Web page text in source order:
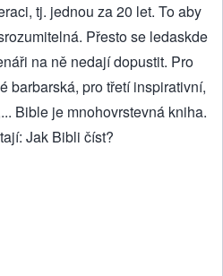
tj. jednou za 20 let. To aby
Přesto se ledaskde
na ně nedají dopustit. Pro
barbarská, pro třetí inspirativní,
Bible je mnohovrstevná kniha.
Jak Bibli číst?